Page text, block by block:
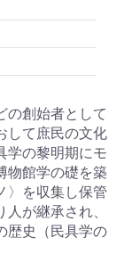
の創始者として
して庶民の文化
学の黎明期にモ
物館学の礎を築
〉を収集し保管
が継承され、
歴史（民具学の